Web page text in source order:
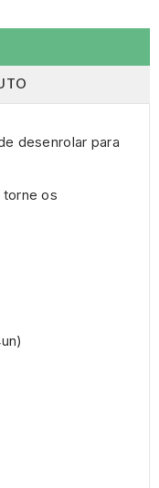
desenrolar para
os